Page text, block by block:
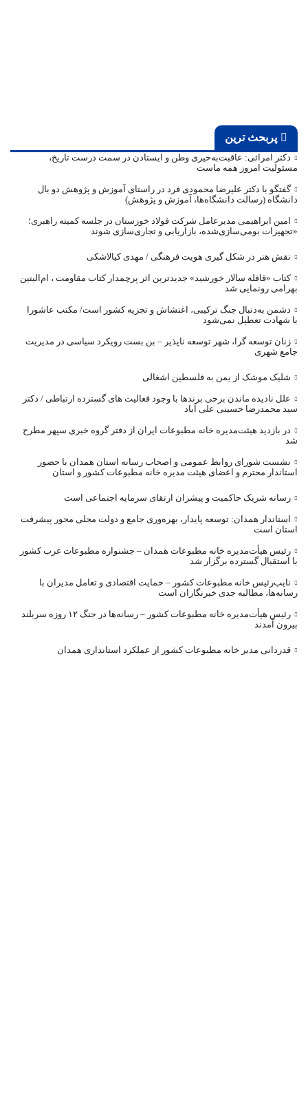
پربحث ترین
دکتر امرائی: عاقبت‌به‌خیری وطن و ایستادن در سمت درست تاریخ،
مسئولیت امروز همه ماست
گفتگو با دکتر علیرضا محمودی فرد در راستای آموزش و پژوهش دو بال
دانشگاه (رسالت دانشگاه‌ها، آموزش و پژوهش)
امین ابراهیمی مدیرعامل شرکت فولاد خوزستان در جلسه کمیته راهبری؛
«تجهیزات بومی‌سازی‌شده، بازاریابی و تجاری‌سازی شوند
نقش هنر در شکل گیری هویت فرهنگی / مهدی کیالاشکی
کتاب «قافله‌ سالار خورشید» جدیدترین اثر پرچمدار کتاب مقاومت ، ام‌البنین
بهرامی رونمایی شد
دشمن به‌دنبال جنگ ترکیبی، اغتشاش و تجزیه کشور است/ مکتب عاشورا
با شهادت تعطیل نمی‌شود
زنان توسعه گرا، شهر توسعه ناپذیر – بن بست رویکرد سیاسی در مدیریت
جامع شهری
شلیک موشک از یمن به فلسطین اشغالی
علل نادیده ماندن برخی برندها با وجود فعالیت های گسترده ارتباطی / دکتر
سید محمدرضا حسینی علی آباد
در بازدید هیئت‌مدیره خانه مطبوعات ایران از دفتر گروه خبری سپهر مطرح
شد
نشست شورای روابط عمومی و اصحاب رسانه استان همدان با حضور
استاندار محترم و اعضای هیئت مدیره خانه مطبوعات کشور و استان
رسانه شریک حاکمیت و پیشران ارتقای سرمایه اجتماعی است
استاندار همدان: توسعه پایدار، بهره‌وری جامع و دولت محلی محور پیشرفت
استان است
رئیس هیأت‌مدیره خانه مطبوعات همدان – جشنواره مطبوعات غرب کشور
با استقبال گسترده برگزار شد
نایب‌رئیس خانه مطبوعات کشور – حمایت اقتصادی و تعامل مدیران با
رسانه‌ها، مطالبه جدی خبرنگاران است
رئیس هیأت‌مدیره خانه مطبوعات کشور – رسانه‌ها در جنگ ۱۲ روزه سربلند
بیرون آمدند
قدردانی مدیر خانه مطبوعات کشور از عملکرد استانداری همدان